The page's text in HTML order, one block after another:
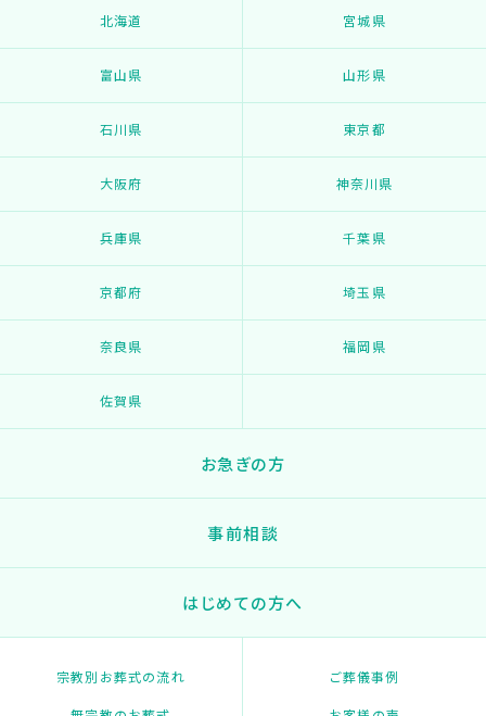
北海道 宮城県
富山県 山形県
石川県 東京都
大阪府 神奈川県
兵庫県 千葉県
京都府 埼玉県
奈良県 福岡県
佐賀県
お急ぎの方
事前相談
はじめての方へ
宗教別お葬式の流れ ご葬儀事例